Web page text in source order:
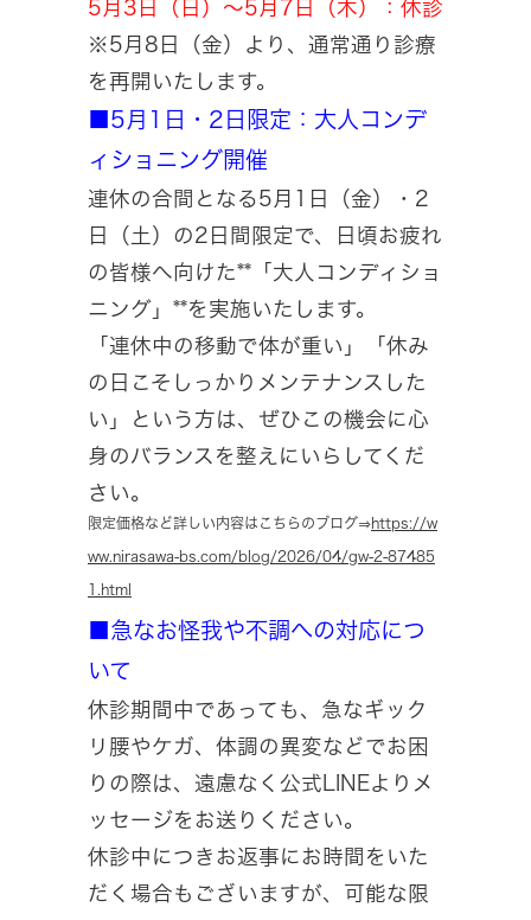
5月3日（日）～5月7日（木）：休診
※5月8日（金）より、通常通り診療
を再開いたします。
■5月1日・2日限定：大人コンデ
ィショニング開催
連休の合間となる5月1日（金）・2
日（土）の2日間限定で、日頃お疲れ
の皆様へ向けた**「大人コンディショ
ニング」**を実施いたします。
「連休中の移動で体が重い」「休み
の日こそしっかりメンテナンスした
い」という方は、ぜひこの機会に心
身のバランスを整えにいらしてくだ
さい。
限定価格など詳しい内容はこちらのブログ⇒https://w
ww.nirasawa-bs.com/blog/2026/04/gw-2-87485
1.html
■急なお怪我や不調への対応につ
いて
休診期間中であっても、急なギック
リ腰やケガ、体調の異変などでお困
りの際は、遠慮なく公式LINEよりメ
ッセージをお送りください。
休診中につきお返事にお時間をいた
だく場合もございますが、可能な限